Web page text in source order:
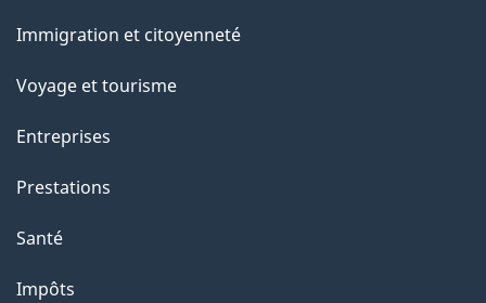
sujets
Immigration et citoyenneté
Voyage et tourisme
Entreprises
Prestations
Santé
Impôts